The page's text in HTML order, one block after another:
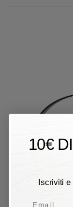
10€
Iscriviti